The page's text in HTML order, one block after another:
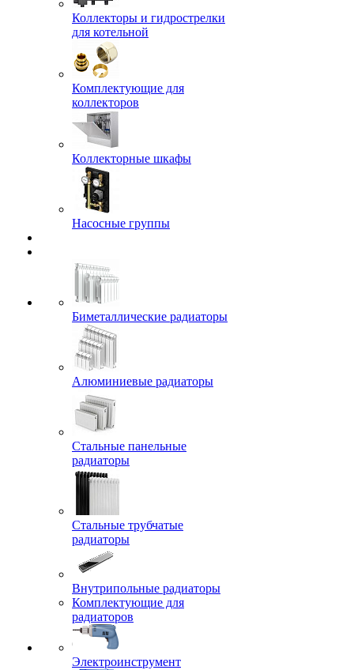
Коллекторы и гидрострелки
для котельной
Комплектующие для
коллекторов
Коллекторные шкафы
Насосные группы
Биметаллические радиаторы
Алюминиевые радиаторы
Стальные панельные
радиаторы
Стальные трубчатые
радиаторы
Внутрипольные радиаторы
Комплектующие для
радиаторов
Электроинструмент